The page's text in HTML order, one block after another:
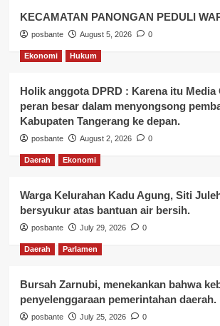
KECAMATAN PANONGAN PEDULI
posbante August 5, 2026 0
Ekonomi Hukum
Holik anggota DPRD : Karena itu Media
peran besar dalam menyongsong
Kabupaten Tangerang ke depan.
posbante August 2, 2026 0
Daerah Ekonomi
Warga Kelurahan Kadu Agung, Siti
bersyukur atas bantuan air bersih.
posbante July 29, 2026 0
Daerah Parlamen
Bursah Zarnubi, menekankan bahwa
penyelenggaraan pemerintahan daerah.
posbante July 25, 2026 0